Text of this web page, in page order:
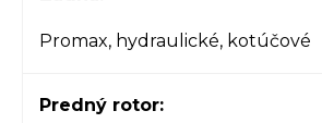
Promax, hydraulické, kotúčové
Predný rotor: